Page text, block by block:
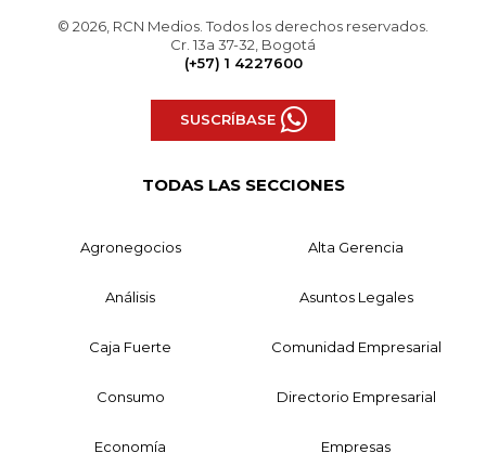
© 2026, RCN Medios. Todos los derechos reservados.
Cr. 13a 37-32, Bogotá
(+57) 1 4227600
SUSCRÍBASE
TODAS LAS SECCIONES
Agronegocios Alta Gerencia
Análisis Asuntos Legales
Caja Fuerte Comunidad Empresarial
Consumo Directorio Empresarial
Economía Empresas